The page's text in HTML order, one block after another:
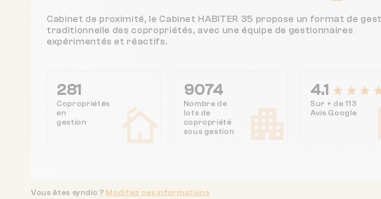
Cabinet de proximité, le Cabinet HABITER 35 propose un format de
traditionnelle des copropriétés, avec une équipe de gestionnaires
expérimentés et réactifs.
281
Copropriétés
en
gestion
9074
Nombre de
lots de
copropriété
sous gestion
4.1
Sur + de 113
Avis Google
Vous êtes syndic ? Modifiez ces informations